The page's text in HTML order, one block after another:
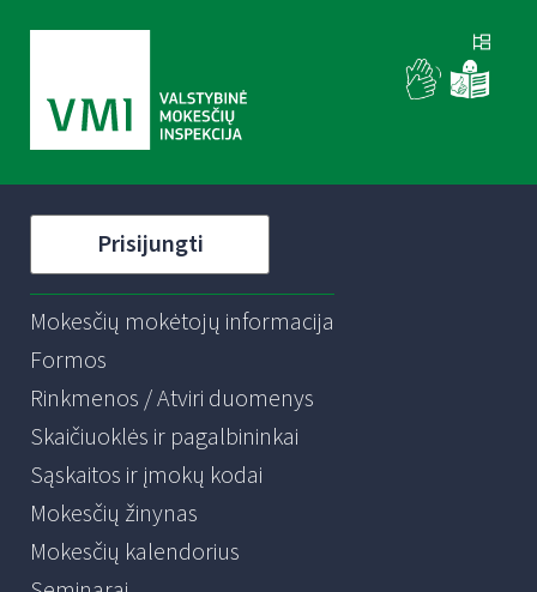
Prisijungti
Mokesčių mokėtojų informacija
Formos
Rinkmenos / Atviri duomenys
Skaičiuoklės ir pagalbininkai
Sąskaitos ir įmokų kodai
Mokesčių žinynas
Mokesčių kalendorius